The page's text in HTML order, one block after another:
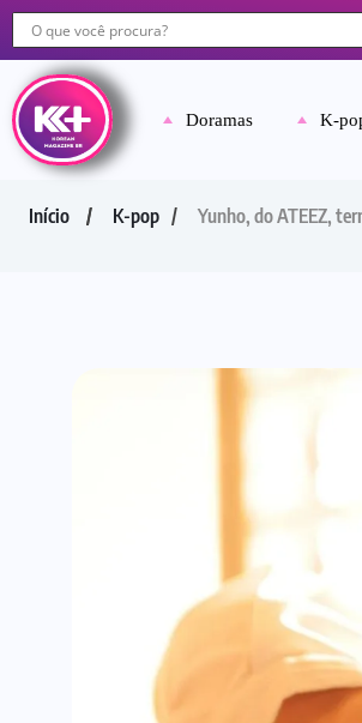
Doramas K-
Início K-pop Yunho, do ATEEZ,